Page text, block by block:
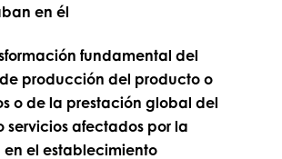
en él
fundamental del
producción del producto o
o de la prestación global del
servicios afectados por la
en el establecimiento